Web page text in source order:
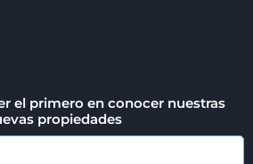
el primero en conocer nuestras
propiedades